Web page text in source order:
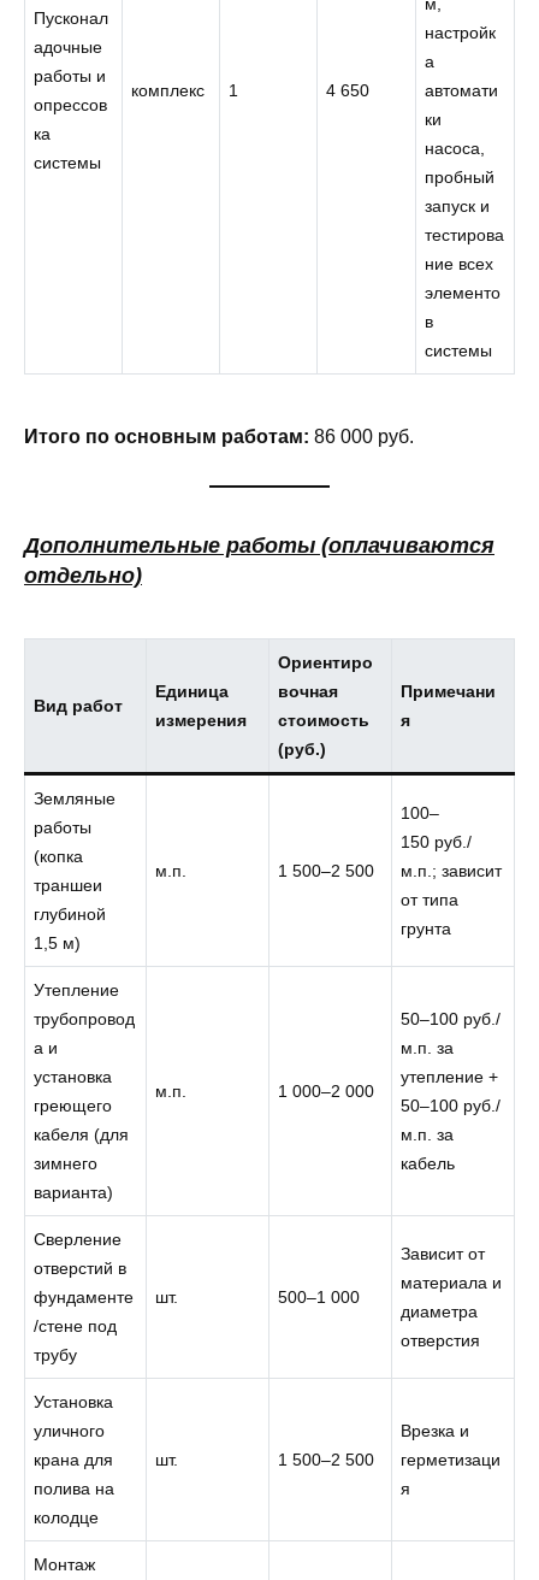
Пусконал
адочные
работы и
опрессов
ка
системы
комплекс 1 4 650
настройк
а
автомати
ки
насоса,
пробный
запуск и
тестирова
ние всех
элементо
в
системы
Итого по основным работам: 86 000 руб.
Дополнительные работы (оплачиваются
отдельно)
Вид работ
Единица
измерения
Ориентиро
вочная
стоимость
(руб.)
Примечани
я
Земляные
работы
(копка
траншеи
глубиной
1,5 м)
м.п. 1 500–2 500
100–
150 руб./
м.п.; зависит
от типа
грунта
Утепление
трубопровод
а и
установка
греющего
кабеля (для
зимнего
варианта)
м.п. 1 000–2 000
50–100 руб./
м.п. за
утепление +
50–100 руб./
м.п. за
кабель
Сверление
отверстий в
фундаменте
/стене под
трубу
шт. 500–1 000
Зависит от
материала и
диаметра
отверстия
Установка
уличного
крана для
полива на
колодце
шт. 1 500–2 500
Врезка и
герметизаци
я
Монтаж